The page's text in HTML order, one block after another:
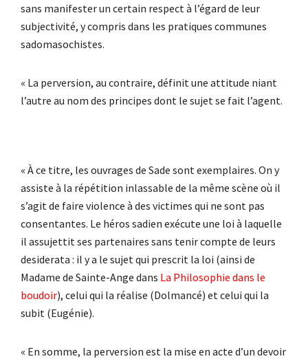
sans manifester un certain respect à l’égard de leur
subjectivité, y compris dans les pratiques communes
sadomasochistes.
« La perversion, au contraire, définit une attitude niant
l’autre au nom des principes dont le sujet se fait l’agent.
« À ce titre, les ouvrages de Sade sont exemplaires. On y
assiste à la répétition inlassable de la même scène où il
s’agit de faire violence à des victimes qui ne sont pas
consentantes. Le héros sadien exécute une loi à laquelle
il assujettit ses partenaires sans tenir compte de leurs
desiderata : il y a le sujet qui prescrit la loi (ainsi de
Madame de Sainte-Ange dans La Philosophie dans le
boudoir), celui qui la réalise (Dolmancé) et celui qui la
subit (Eugénie).
« En somme, la perversion est la mise en acte d’un devoir